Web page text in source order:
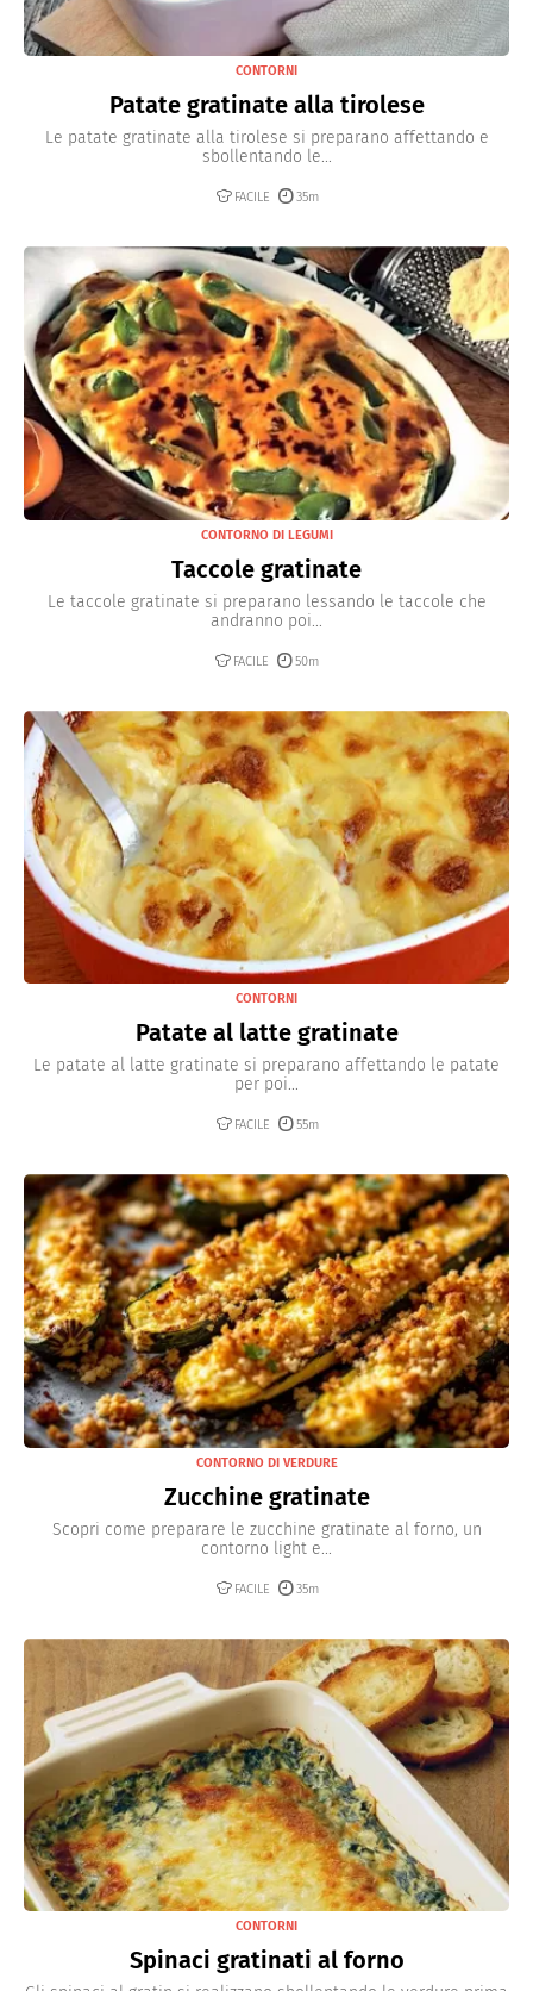
CONTORNI
Patate gratinate alla tirolese
Le patate gratinate alla tirolese si preparano affettando e
sbollentando le...
FACILE 35m
CONTORNO DI LEGUMI
Taccole gratinate
Le taccole gratinate si preparano lessando le taccole che
andranno poi...
FACILE 50m
CONTORNI
Patate al latte gratinate
Le patate al latte gratinate si preparano affettando le patate
per poi...
FACILE 55m
CONTORNO DI VERDURE
Zucchine gratinate
Scopri come preparare le zucchine gratinate al forno, un
contorno light e...
FACILE 35m
CONTORNI
Spinaci gratinati al forno